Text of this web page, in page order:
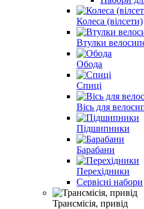
Колеса (вілсети)
Втулки
Обода
Спиці
Вісь для
Підшипники
Барабани
Перехідники
Сервісні набори
Трансмісія, привід